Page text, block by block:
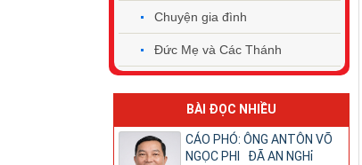
Chuyện gia đình
Đức Mẹ và Các Thánh
BÀI ĐỌC NHIỀU
CÁO PHÓ: ÔNG ANTÔN VÕ
NGỌC PHI ĐÃ AN NGHỉ